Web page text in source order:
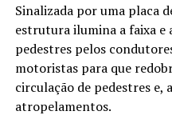
Sinalizada por uma placa
estrutura ilumina a faixa e
pedestres pelos
motoristas para que
circulação de pedestres e,
atropelamentos.